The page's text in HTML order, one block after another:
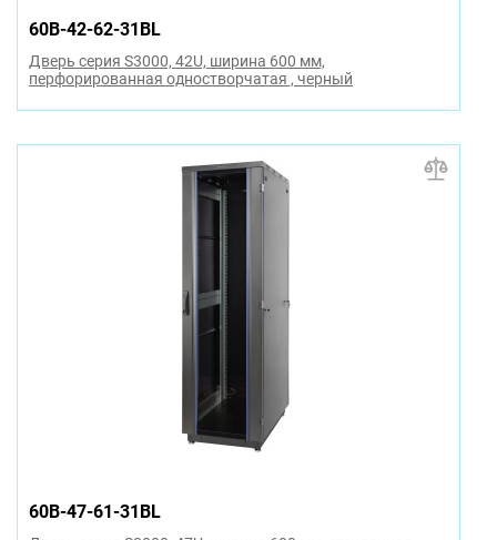
60B-42-62-31BL
Дверь серия S3000, 42U, ширина 600 мм,
перфорированная одностворчатая , черный
60B-47-61-31BL